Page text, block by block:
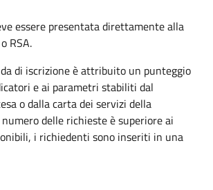
essere presentata direttamente alla
RSA.
di iscrizione è attribuito un punteggio
e ai parametri stabiliti dal
o dalla carta dei servizi della
delle richieste è superiore ai
i richiedenti sono inseriti in una